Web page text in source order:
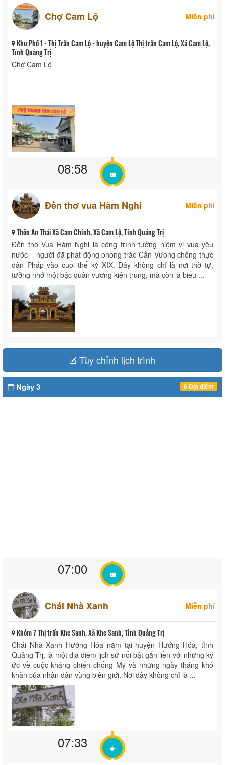
Chợ Cam Lộ Miễn phí
Khu Phố 1 - Thị Trấn Cam Lộ - huyện Cam Lộ Thị trấn Cam Lộ, Xã Cam Lộ,
Tỉnh Quảng Trị
Chợ Cam Lộ
08:58
Đền thơ vua Hàm Nghi Miễn phí
Thôn An Thái Xã Cam Chính, Xã Cam Lộ, Tỉnh Quảng Trị
Đền thờ Vua Hàm Nghi là công trình tưởng niệm vị vua yêu
nước – người đã phát động phong trào Cần Vương chống thực
dân Pháp vào cuối thế kỷ XIX. Đây không chỉ là nơi thờ tự,
tưởng nhớ một bậc quân vương kiên trung, mà còn là biểu ...
Tùy chỉnh lịch trình
Ngày 3 6 Địa điểm
07:00
Chái Nhà Xanh Miễn phí
Khóm 7 Thị trấn Khe Sanh, Xã Khe Sanh, Tỉnh Quảng Trị
Chái Nhà Xanh Hướng Hóa nằm tại huyện Hướng Hóa, tỉnh
Quảng Trị, là một địa điểm lịch sử nổi bật gắn liền với những ký
ức về cuộc kháng chiến chống Mỹ và những ngày tháng khó
khăn của nhân dân vùng biên giới. Nơi đây không chỉ là ...
07:33